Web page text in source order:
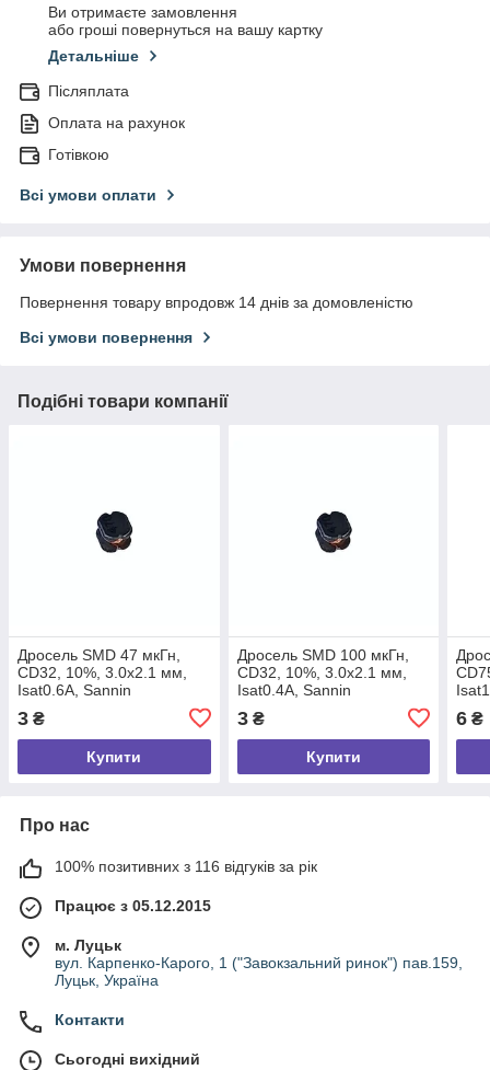
Ви отримаєте замовлення
або гроші повернуться на вашу картку
Детальніше
Післяплата
Оплата на рахунок
Готівкою
Всі умови оплати
Умови повернення
Повернення товару впродовж 14 днів за домовленістю
Всі умови повернення
Подібні товари компанії
Дросель SMD 47 мкГн,
CD32, 10%, 3.0х2.1 мм,
Isat0.6А, Sannin
3 ₴
Купити
Дросель SMD 100 мкГн,
CD32, 10%, 3.0х2.1 мм,
Isat0.4А, Sannin
3₴
Купити
6 ₴
Про нас
100% позитивних з 116 відгуків за рік
Працює з 05.12.2015
м. Луцьк
вул. Карпенко-Карого, 1 ("Завокзальний ринок") пав.159,
Луцьк, Україна
Контакти
Сьогодні вихідний